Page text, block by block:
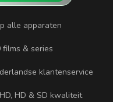
alle apparaten
films & series
klantenservice
HD & SD kwaliteit